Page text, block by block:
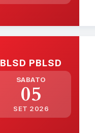
BLSD PBLSD
SABATO
05
SET 2026